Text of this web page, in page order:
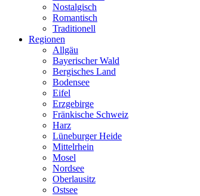
Nostalgisch
Romantisch
Traditionell
Regionen
Allgäu
Bayerischer Wald
Bergisches Land
Bodensee
Eifel
Erzgebirge
Fränkische Schweiz
Harz
Lüneburger Heide
Mittelrhein
Mosel
Nordsee
Oberlausitz
Ostsee